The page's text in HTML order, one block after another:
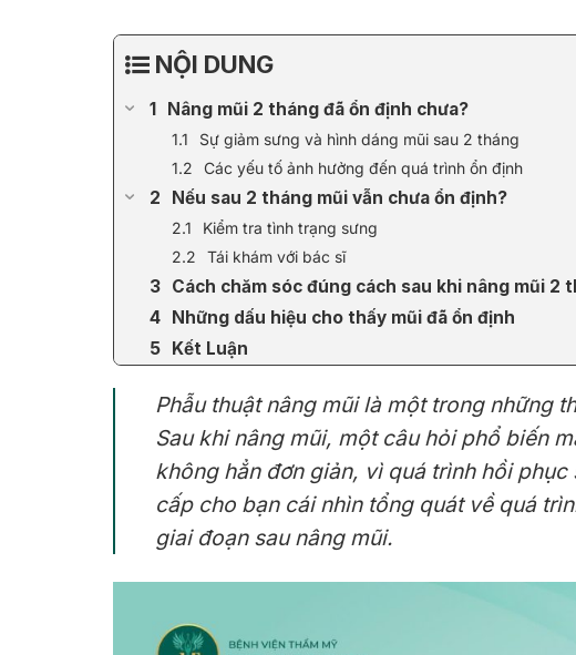
NỘI DUNG
Nâng mũi 2 tháng đã ổn định chưa?
Sự giảm sưng và hình dáng mũi sau 2 tháng
Các yếu tố ảnh hưởng đến quá trình ổn định
Nếu sau 2 tháng mũi vẫn chưa ổn định?
Kiểm tra tình trạng sưng
Tái khám với bác sĩ
Cách chăm sóc đúng cách sau khi nâng mũi 2
Những dấu hiệu cho thấy mũi đã ổn định
Kết Luận
Phẫu thuật nâng mũi là một trong những
Sau khi nâng mũi, một câu hỏi phổ biến
không hẳn đơn giản, vì quá trình hồi
cấp cho bạn cái nhìn tổng quát về quá
giai đoạn sau nâng mũi.